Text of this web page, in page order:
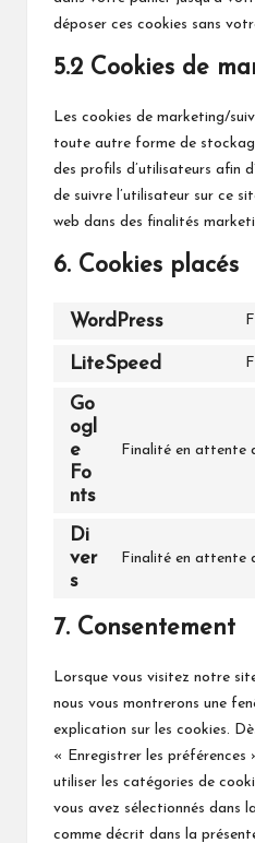
déposer ces cookies sans
5.2 Cookies de
Les cookies de marketing/
toute autre forme de
des profils d’utilisateurs afin
de suivre l’utilisateur sur ce
web dans des finalités
6. Cookies placés
WordPress
LiteSpeed
Go
ogl
e
Fo
nts
Finalité en attente
Di
ver
s
Finalité en attente
7. Consentement
Lorsque vous visitez notre
nous vous montrerons une
explication sur les cookies.
« Enregistrer les préférences
utiliser les catégories de
vous avez sélectionnés dans
comme décrit dans la